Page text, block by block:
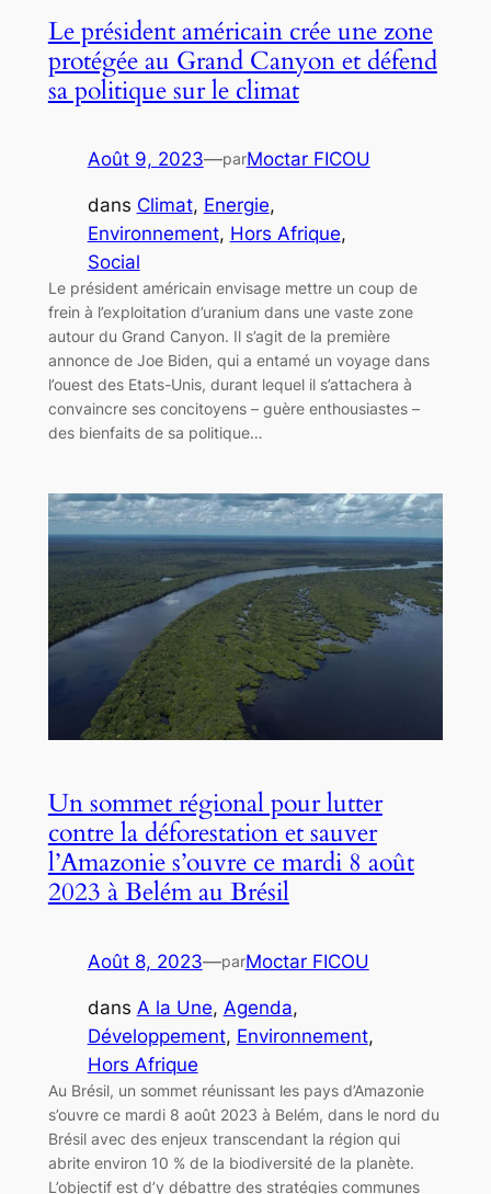
Le président américain crée une zone
protégée au Grand Canyon et défend
sa politique sur le climat
Août 9, 2023—parMoctar FICOU
dans Climat, Energie
Environnement, Hors Afrique
Social
Le président américain envisage mettre un coup de
frein à l’exploitation d’uranium dans une vaste zone
autour du Grand Canyon. Il s’agit de la première
annonce de Joe Biden, qui a entamé un voyage dans
l’ouest des Etats-Unis, durant lequel il s’attachera à
convaincre ses concitoyens – guère enthousiastes –
des bienfaits de sa politique…
Un sommet régional pour lutter
contre la déforestation et sauver
l’Amazonie s’ouvre ce mardi 8 août
2023 à Belém au Brésil
Août 8, 2023—parMoctar FICOU
dans A la Une, Agenda
Développement, Environnement
Hors Afrique
Au Brésil, un sommet réunissant les pays d’Amazonie
s’ouvre ce mardi 8 août 2023 à Belém, dans le nord du
Brésil avec des enjeux transcendant la région qui
abrite environ 10 % de la biodiversité de la planète.
L’objectif est d’y débattre des stratégies communes